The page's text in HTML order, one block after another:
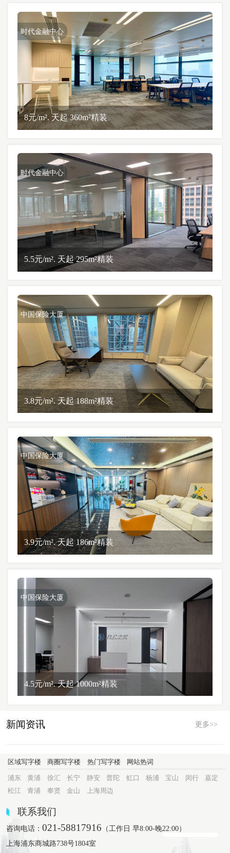
时代金融中心
8元/m². 天起 360m²精装
时代金融中心
5.5元/m². 天起 295m²精装
中国保险大厦
3.8元/m². 天起 188m²精装
中国保险大厦
3.9元/m². 天起 186m²精装
中国保险大厦
4.5元/m². 天起 1000m²精装
新闻资讯 更多>>
区域写字楼 商圈写字楼 热门写字楼 网站热词
浦东 黄浦 徐汇 长宁 静安 普陀 虹口 杨浦 宝山 闵行
嘉定
松江
青浦 奉贤 金山 上海周边
联系我们
咨询电话：021-58817916 （工作日 早8:00-晚22:00）
上海浦东商城路738号1804室